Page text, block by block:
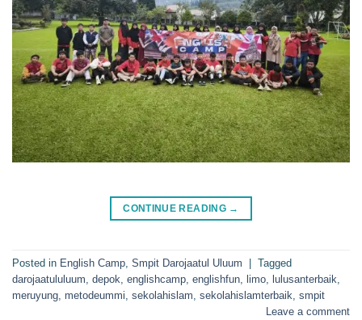
CONTINUE READING →
Posted in English Camp Smpit Darojaatul Uluum
Tagged
darojaatululuum depok englishcamp englishfun limo lulusanterbaik
meruyung metodeummi sekolahislam sekolahislamterbaik smpit
Leave a comment